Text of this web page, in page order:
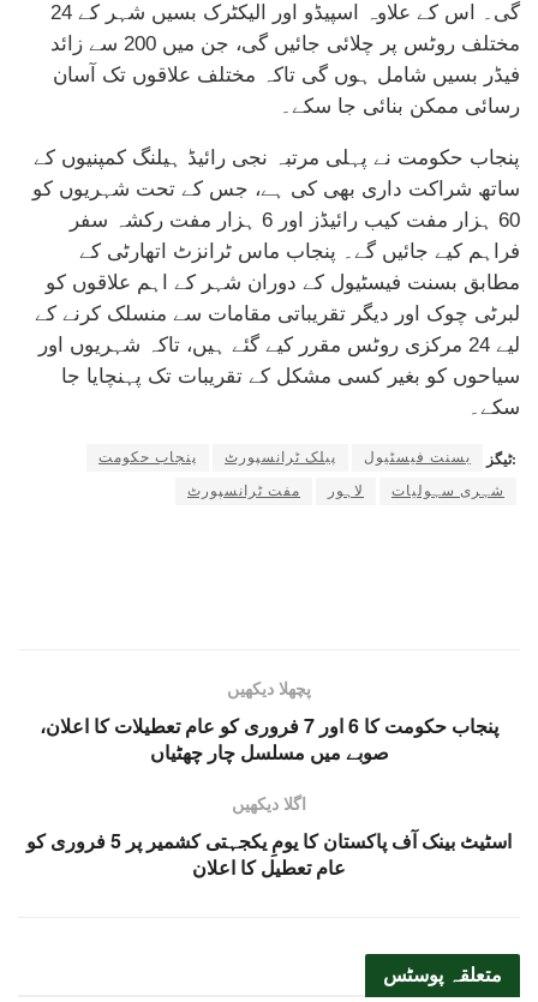
گی۔ اس کے علاوہ اسپیڈو اور الیکٹرک بسیں شہر کے 24
مختلف روٹس پر چلائی جائیں گی، جن میں 200 سے زائد
فیڈر بسیں شامل ہوں گی تاکہ مختلف علاقوں تک آسان
رسائی ممکن بنائی جا سکے۔
پنجاب حکومت نے پہلی مرتبہ نجی رائیڈ ہیلنگ کمپنیوں کے
ساتھ شراکت داری بھی کی ہے، جس کے تحت شہریوں کو
60 ہزار مفت کیب رائیڈز اور 6 ہزار مفت رکشہ سفر
فراہم کیے جائیں گے۔ پنجاب ماس ٹرانزٹ اتھارٹی کے
مطابق بسنت فیسٹیول کے دوران شہر کے اہم علاقوں کو
لبرٹی چوک اور دیگر تقریباتی مقامات سے منسلک کرنے کے
لیے 24 مرکزی روٹس مقرر کیے گئے ہیں، تاکہ شہریوں اور
سیاحوں کو بغیر کسی مشکل کے تقریبات تک پہنچایا جا
سکے۔
ٹیگز: بسنت فیسٹیول پبلک ٹرانسپورٹ
پنجاب حکومت
شہری سہولیات
لاہور مفت ٹرانسپورٹ
پچھلا دیکھیں
پنجاب حکومت کا 6 اور 7 فروری کو عام تعطیلات کا اعلان،
صوبے میں مسلسل چار چھٹیاں
اگلا دیکھیں
اسٹیٹ بینک آف پاکستان کا یومِ یکجہتی کشمیر پر 5 فروری کو
عام تعطیل کا اعلان
متعلقہ پوسٹس